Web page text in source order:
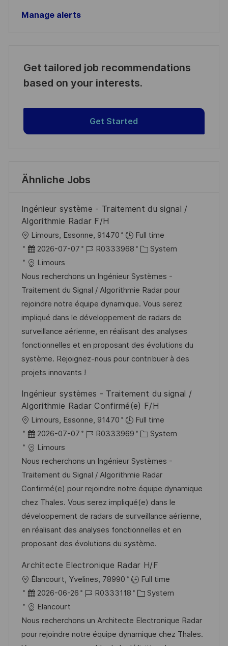
Manage alerts
Get tailored job recommendations
based on your interests.
Get Started
Ähnliche Jobs
Ingénieur système - Traitement du signal /
Algorithmie Radar F/H
O
r
t
Limours, Essonne, 91470
Full time
D
a
t
u
m
d
e
r
V
e
ö
e
n
g
2026-07-07
J
b
-
I
D
R0333968
K
t
e
g
o
r
i
e
System
Limours
Nous recherchons un Ingénieur Systèmes -
Traitement du Signal / Algorithmie Radar pour
rejoindre notre équipe dynamique. Vous serez
impliqué dans le développement de radars de
surveillance aérienne, en réalisant des analyses
fonctionnelles et en proposant des évolutions du
système. Rejoignez-nous pour contribuer à des
projets innovants !
Ingénieur systèmes - Traitement du signal /
Algorithmie Radar Confirmé(e) F/H
O
r
t
Limours, Essonne, 91470
Full time
D
a
t
u
m
d
e
r
V
r
ö
f
f
e
n
2026-07-07
J
b
-
I
D
R0333969
K
t
e
g
o
r
i
e
System
Limours
Nous recherchons un Ingénieur Systèmes -
Traitement du Signal / Algorithmie Radar
Confirmé(e) pour rejoindre notre équipe dynamique
chez Thales. Vous serez impliqué(e) dans le
développement de radars de surveillance aérienne,
en réalisant des analyses fonctionnelles et en
proposant des évolutions du système.
Architecte Electronique Radar H/F
O
r
t
Élancourt, Yvelines, 78990
Full time
D
a
t
u
2026-06-26
J
b
-
R0333118
K
t
e
System
Elancourt
Nous recherchons un Architecte Electronique Radar
pour rejoindre notre équipe dynamique chez Thales.